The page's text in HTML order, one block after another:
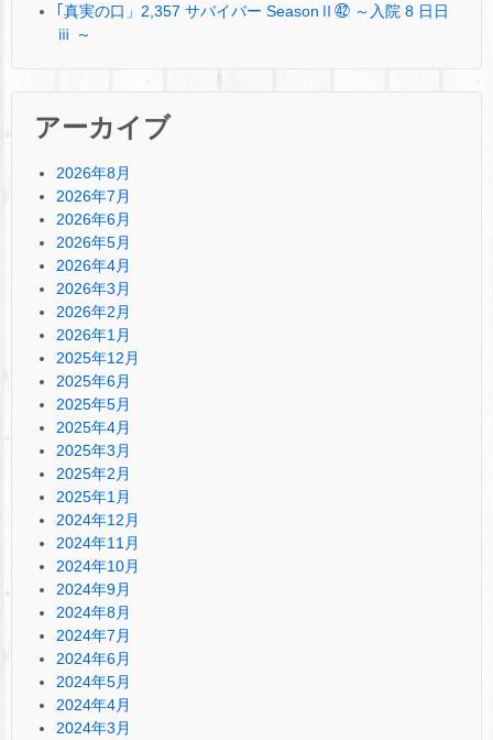
｢真実の口」2,357 サバイバー SeasonⅡ㊷ ～入院 8 日日
ⅲ ～
アーカイブ
2026年8月
2026年7月
2026年6月
2026年5月
2026年4月
2026年3月
2026年2月
2026年1月
2025年12月
2025年6月
2025年5月
2025年4月
2025年3月
2025年2月
2025年1月
2024年12月
2024年11月
2024年10月
2024年9月
2024年8月
2024年7月
2024年6月
2024年5月
2024年4月
2024年3月